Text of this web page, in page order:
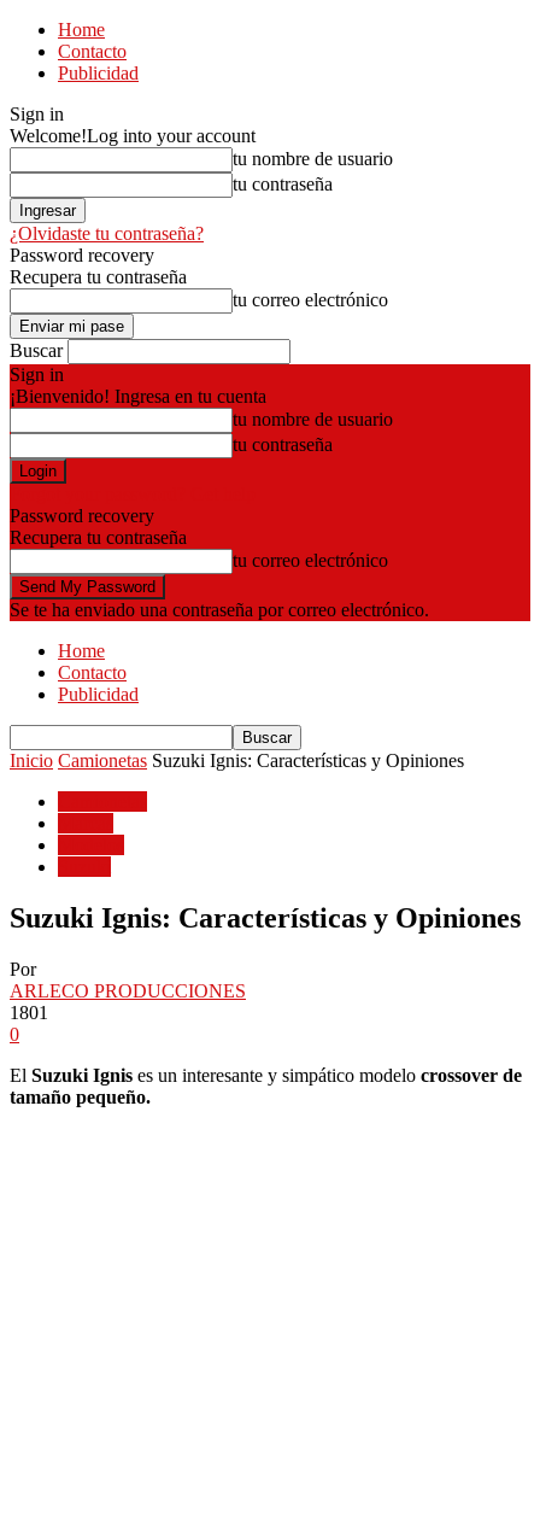
Home
Contacto
Publicidad
Sign in
Welcome!Log into your account
tu nombre de usuario
tu contraseña
¿Olvidaste tu contraseña?
Password recovery
Recupera tu contraseña
tu correo electrónico
Buscar
Sign in
¡Bienvenido! Ingresa en tu cuenta
tu nombre de usuario
tu contraseña
Password recovery
Recupera tu contraseña
tu correo electrónico
Se te ha enviado una contraseña por correo electrónico.
Home
Contacto
Publicidad
Inicio Camionetas Suzuki Ignis: Características y Opiniones
Suzuki Ignis: Características y Opiniones
Por
ARLECO PRODUCCIONES
1801
0
El Suzuki Ignis es un interesante y simpático modelo crossover de
tamaño pequeño.